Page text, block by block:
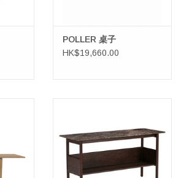
POLLER 桌子
HK$19,660.00